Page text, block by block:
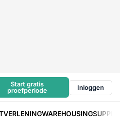
Start gratis
proefperiode
Inloggen
WAREHOUSING